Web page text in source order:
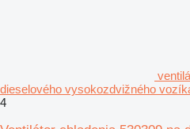
dieselového vysokozdvižného
4